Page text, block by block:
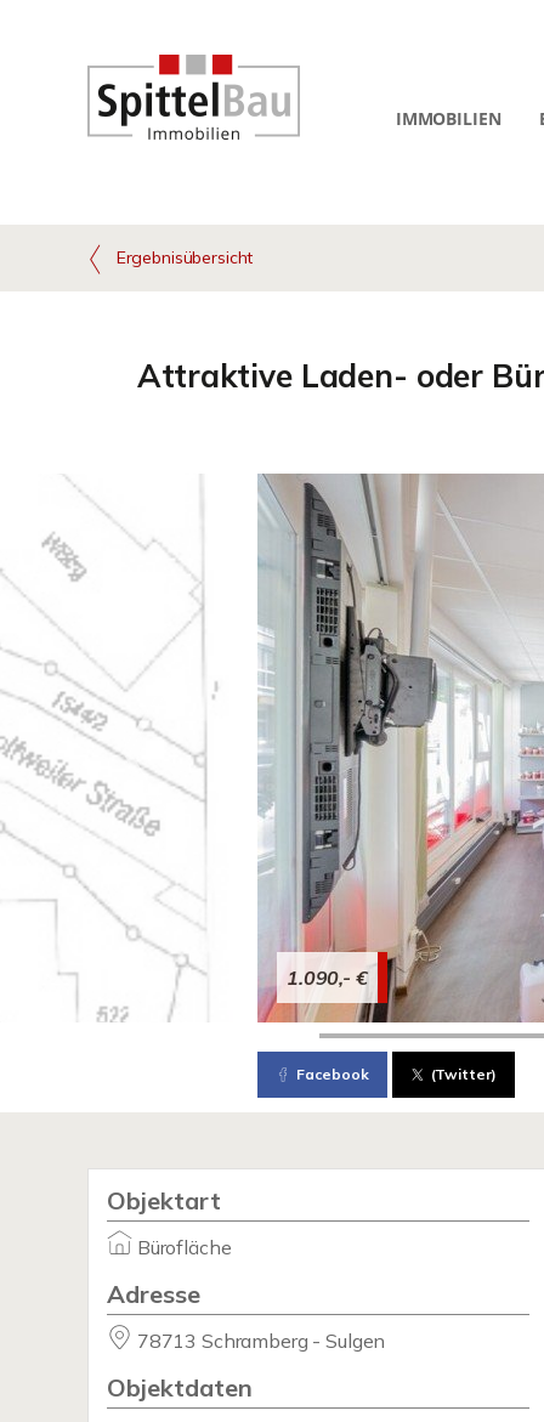
IMMOBILIEN
Ergebnisübersicht
Attraktive Laden- oder
1.090,- €
Facebook (Twitter)
Objektart
Bürofläche
Adresse
78713 Schramberg - Sulgen
Objektdaten